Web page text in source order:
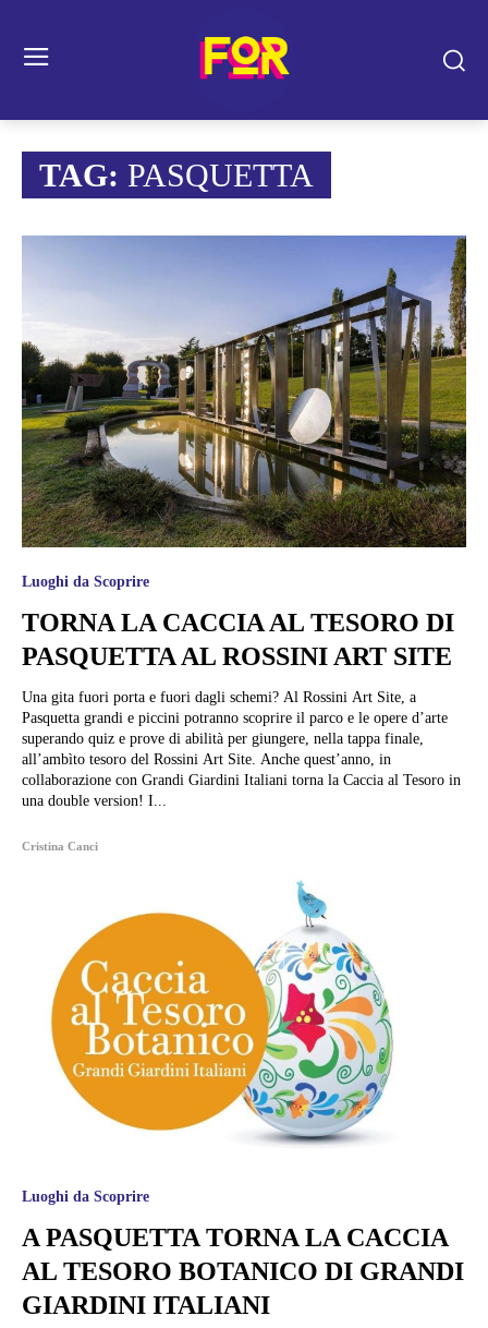
TAG: PASQUETTA
Luoghi da Scoprire
TORNA LA CACCIA AL TESORO DI
PASQUETTA AL ROSSINI ART SITE
Una gita fuori porta e fuori dagli schemi? Al Rossini Art Site, a
Pasquetta grandi e piccini potranno scoprire il parco e le opere d’arte
superando quiz e prove di abilità per giungere, nella tappa finale,
all’ambìto tesoro del Rossini Art Site. Anche quest’anno, in
collaborazione con Grandi Giardini Italiani torna la Caccia al Tesoro in
una double version! I...
Cristina Canci
Luoghi da Scoprire
A PASQUETTA TORNA LA CACCIA
AL TESORO BOTANICO DI GRANDI
GIARDINI ITALIANI